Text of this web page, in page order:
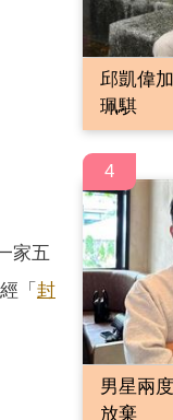
家五
「 封
邱凱偉
珮騏
4
男星兩
放棄